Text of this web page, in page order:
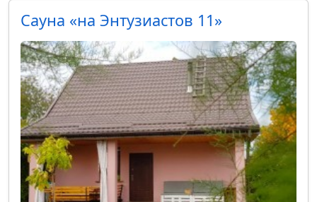
Сауна «на Энтузиастов 11»